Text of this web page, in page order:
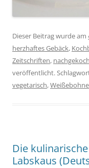
Dieser Beitrag wurde am
herzhaftes Gebäck,
Zeitschriften,
veröffentlicht.
vegetarisch,
Die
Labskaus